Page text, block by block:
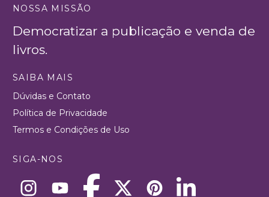
NOSSA MISSÃO
Democratizar a publicação e venda de
livros.
SAIBA MAIS
Dúvidas e Contato
Política de Privacidade
Termos e Condições de Uso
SIGA-NOS